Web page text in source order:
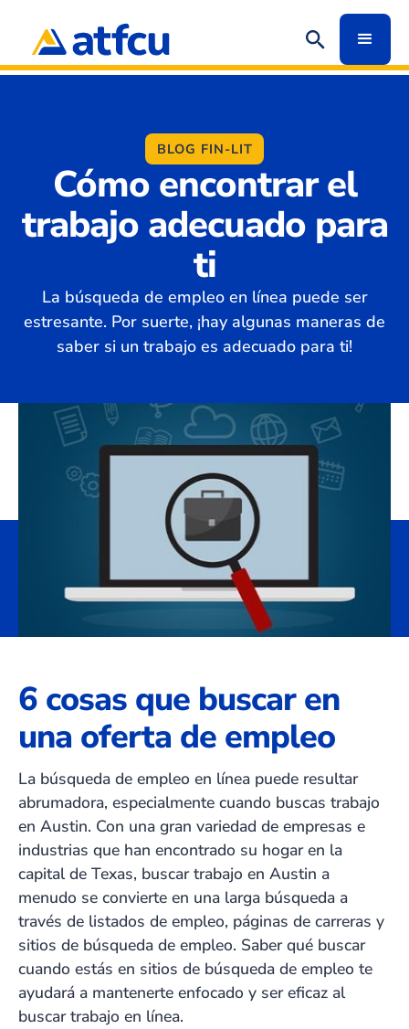
BLOG FIN-LIT
Cómo encontrar el
trabajo adecuado para
ti
La búsqueda de empleo en línea puede ser
estresante. Por suerte, ¡hay algunas maneras de
saber si un trabajo es adecuado para ti!
6 cosas que buscar en
una oferta de empleo
La búsqueda de empleo en línea puede resultar
abrumadora, especialmente cuando buscas trabajo
en Austin. Con una gran variedad de empresas e
industrias que han encontrado su hogar en la
capital de Texas, buscar trabajo en Austin a
menudo se convierte en una larga búsqueda a
través de listados de empleo, páginas de carreras y
sitios de búsqueda de empleo. Saber qué buscar
cuando estás en sitios de búsqueda de empleo te
ayudará a mantenerte enfocado y ser eficaz al
buscar trabajo en línea.